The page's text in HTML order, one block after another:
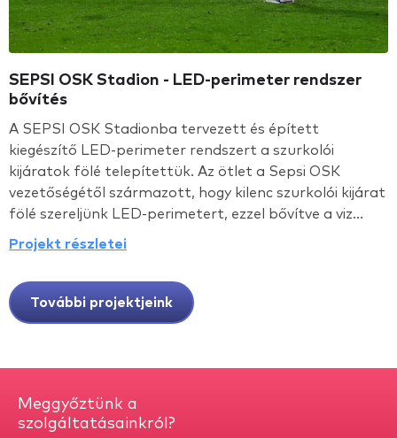
SEPSI OSK Stadion - LED-perimeter rendszer
bővítés
A SEPSI OSK Stadionba tervezett és épített
kiegészítő LED-perimeter rendszert a szurkolói
kijáratok fölé telepítettük. Az ötlet a Sepsi OSK
vezetőségétől származott, hogy kilenc szurkolói kijárat
fölé szereljünk LED-perimetert, ezzel bővítve a viz...
Projekt részletei
További projektjeink
Meggyőztünk a
szolgáltatásainkról?